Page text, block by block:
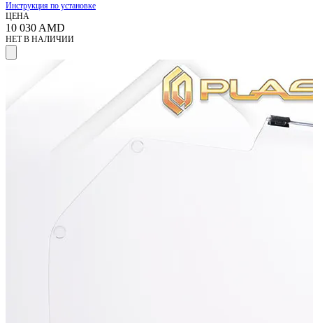
Инструкция по установке
ЦЕНА
10 030 AMD
НЕТ В НАЛИЧИИ